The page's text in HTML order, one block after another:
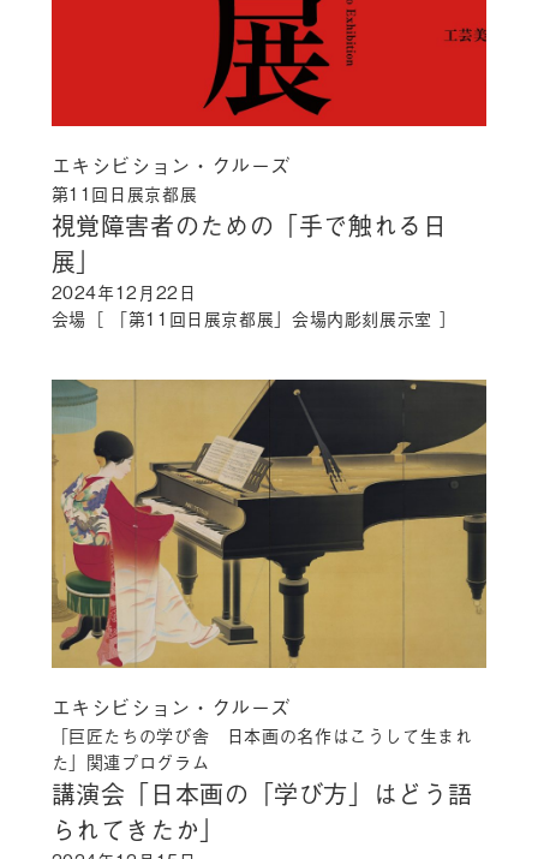
エキシビション・クルーズ
第11回日展京都展
視覚障害者のための「手で触れる日
展」
2024年12月22日
会場［ 「第11回日展京都展」会場内彫刻展示室 ］
エキシビション・クルーズ
「巨匠たちの学び舎 日本画の名作はこうして生まれ
た」関連プログラム
講演会「日本画の「学び方」はどう語
られてきたか」